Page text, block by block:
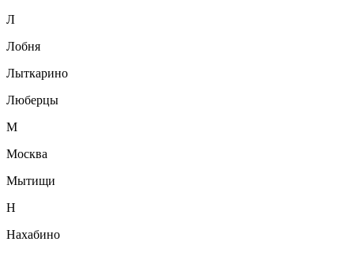
Л
Лобня
Лыткарино
Люберцы
М
Москва
Мытищи
Н
Нахабино